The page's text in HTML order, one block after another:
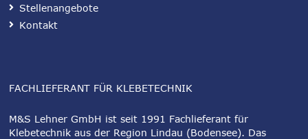
FACHLIEFERANT FÜR KLEBETECHNIK
M&S Lehner GmbH ist seit 1991 Fachlieferant für
Klebetechnik aus der Region Lindau (Bodensee). Das
Stellenangebote
Kontakt